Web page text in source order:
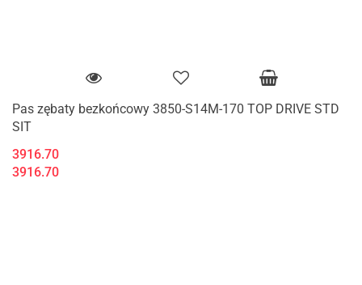
Pas zębaty bezkońcowy 3850-S14M-170 TOP DRIVE STD
SIT
3916.70
3916.70